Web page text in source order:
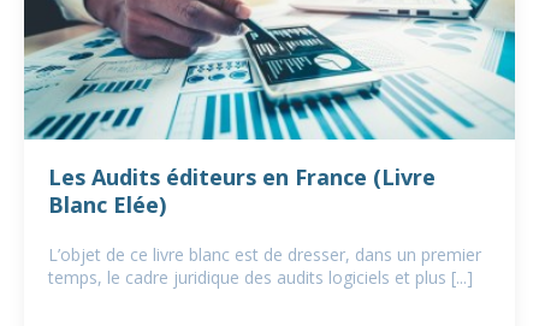
Les Audits éditeurs en France (Livre
Blanc Elée)
L’objet de ce livre blanc est de dresser, dans un premier
temps, le cadre juridique des audits logiciels et plus [...]